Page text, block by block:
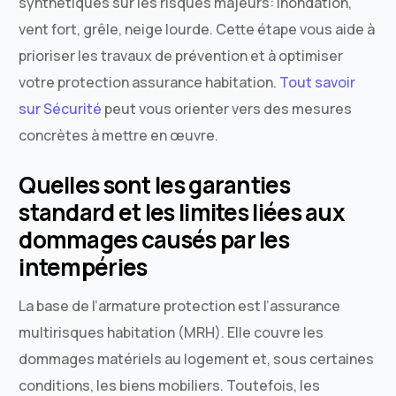
vent fort, grêle, neige lourde. Cette étape vous aide à
prioriser les travaux de prévention et à optimiser
votre protection assurance habitation. Tout savoir
sur Sécurité peut vous orienter vers des mesures
concrètes à mettre en œuvre.
Quelles sont les garanties
standard et les limites liées aux
dommages causés par les
intempéries
La base de l’armature protection est l’assurance
multirisques habitation (MRH). Elle couvre les
dommages matériels au logement et, sous certaines
conditions, les biens mobiliers. Toutefois, les